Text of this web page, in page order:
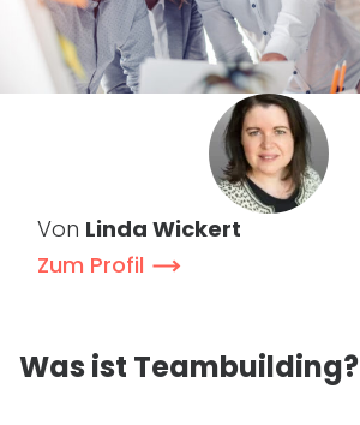
Von Linda Wickert
Zum Profil
Was ist Teambuilding?